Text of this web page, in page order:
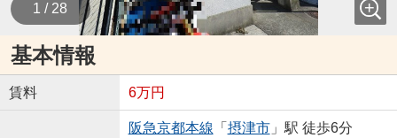
1 / 28
基本情報
賃料 6万円
阪急京都本線 「 摂津市」駅 徒歩6分